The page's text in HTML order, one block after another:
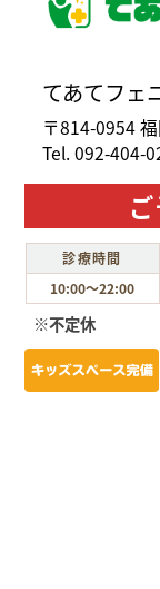
てあてフェ
〒814-0954
Tel. 092-404-
診療時間
10:00～22:00
※不定休